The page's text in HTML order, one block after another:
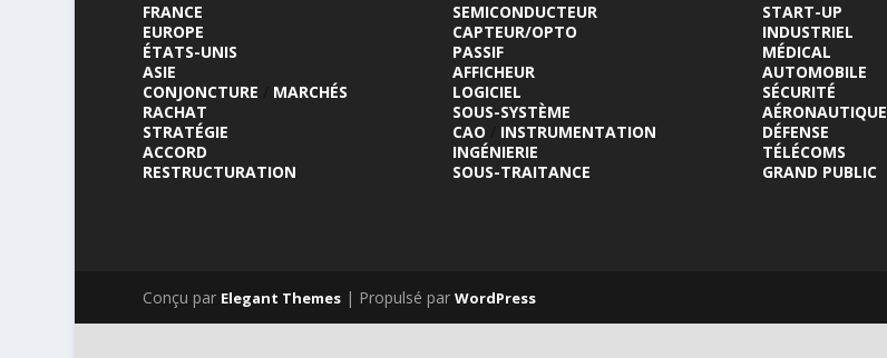
FRANCE
EUROPE
ÉTATS-UNIS
ASIE
CONJONCTURE
MARCHÉS
RACHAT
STRATÉGIE
ACCORD
RESTRUCTURATION
SEMICONDUCTEUR
CAPTEUR/OPTO
PASSIF
AFFICHEUR
LOGICIEL
SOUS-SYSTÈME
CAO
INSTRUMENTATION
INGÉNIERIE
SOUS-TRAITANCE
START-UP
INDUSTRIEL
MÉDICAL
AUTOMOBILE
SÉCURITÉ
AÉRONAUTIQUE
DÉFENSE
TÉLÉCOMS
GRAND PUBLIC
Conçu par Elegant Themes| Propulsé par WordPress